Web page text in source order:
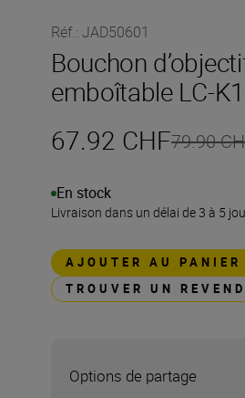
Réf.: JAD50601
Bouchon
emboîtable LC-
67.92 CHF79.90
En stock
Livraison dans un délai de 3 à 5
AJOUTER AU PANIER
TROUVER UN
Options de partage